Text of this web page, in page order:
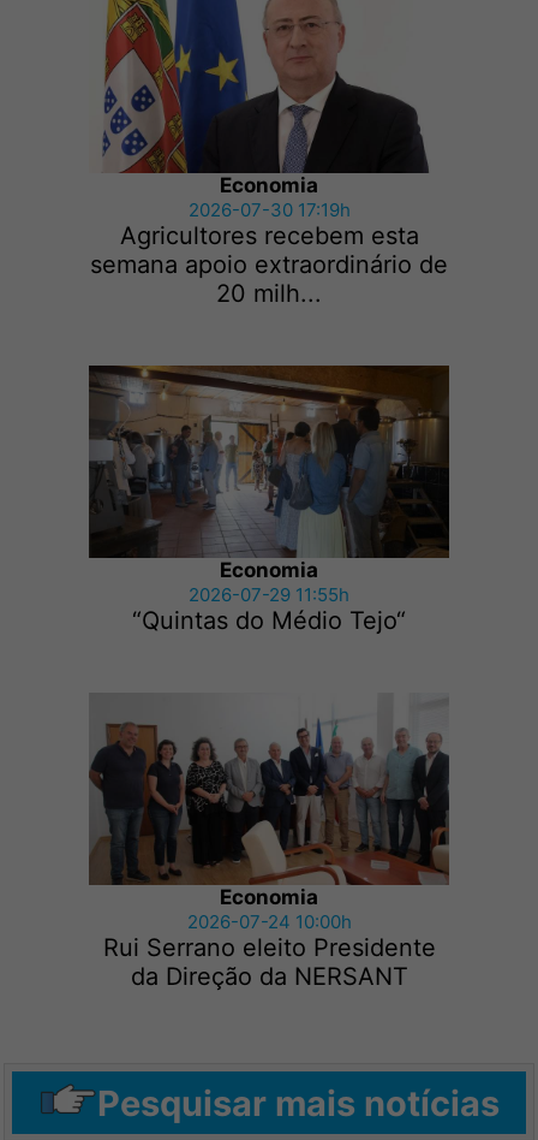
Economia
2026-07-30 17:19h
Agricultores recebem esta
semana apoio extraordinário de
20 milh...
Economia
2026-07-29 11:55h
“Quintas do Médio Tejo“
Economia
2026-07-24 10:00h
Rui Serrano eleito Presidente
da Direção da NERSANT
Pesquisar mais notícias